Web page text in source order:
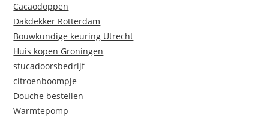
Cacaodoppen
Dakdekker Rotterdam
Bouwkundige keuring Utrecht
Huis kopen Groningen
stucadoorsbedrijf
citroenboompje
Douche bestellen
Warmtepomp